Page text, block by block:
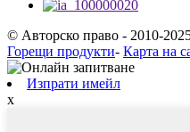
© Авторско право - 2010-
Горещи продукти- Карта на
Изпрати имейл
x